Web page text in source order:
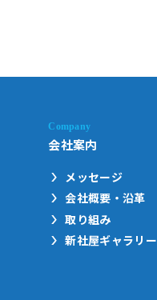
会社案内
メッセージ
会社概要・沿革
取り組み
新社屋ギャラリー